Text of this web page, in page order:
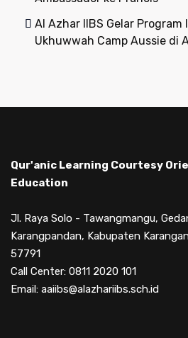
Al Azhar IIBS Gelar
Ukhuwwah Camp Aussie di
Qur'anic Learning Courtesy
Education
Jl. Raya Solo - Tawangmangu,
Karangpandan, Kabupaten
57791
Call Center: 0811 2020 101
Email: aaiibs@alazhariibs.sch.id